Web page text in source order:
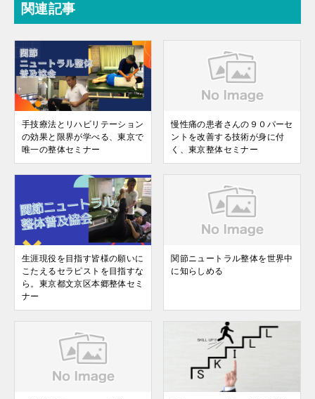
関連記事
手技療法とリハビリテーション
の効果と限界が学べる、東京で
唯一の整体セミナー
慢性痛の患者さんの９０パーセ
ントを改善する技術が身に付
く、東京整体セミナー
生涯現役を目指す皆様の願いに
こたえるセラピストを目指すな
ら。東京都文京区本郷整体セミ
ナー
関節ニュートラル整体を世界中
に知らしめる